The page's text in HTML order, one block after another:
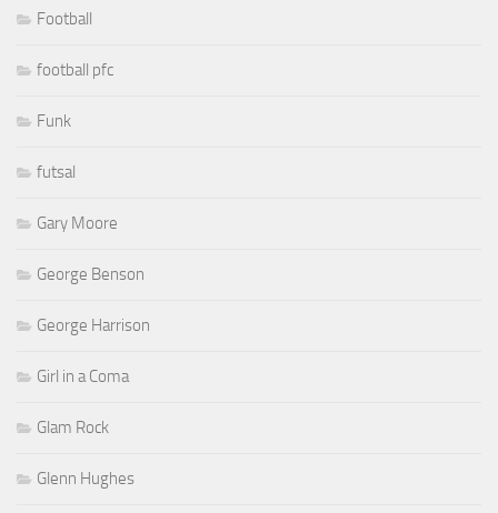
Football
football pfc
Funk
futsal
Gary Moore
George Benson
George Harrison
Girl in a Coma
Glam Rock
Glenn Hughes